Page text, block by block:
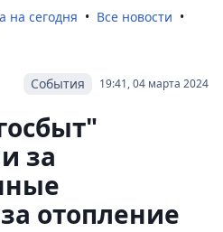
на сегодня
Все новости
19:41, 04 марта 2024
События
за
отопление